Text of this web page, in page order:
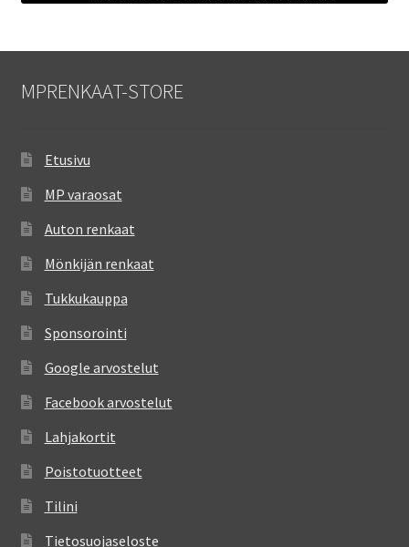
MPRENKAAT-STORE
Etusivu
MP varaosat
Auton renkaat
Mönkijän renkaat
Tukkukauppa
Sponsorointi
Google arvostelut
Facebook arvostelut
Lahjakortit
Poistotuotteet
Tilini
Tietosuojaseloste